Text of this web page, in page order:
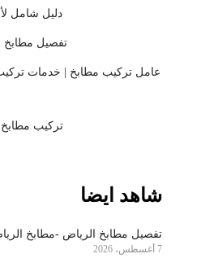
دليل شامل
تفصيل مطابخ شمال
عامل تركيب مطابخ | خدمات
تركيب مطابخ
شاهد ايضا
تفصيل مطابخ الرياض -مطابخ
7 أغسطس، 2026